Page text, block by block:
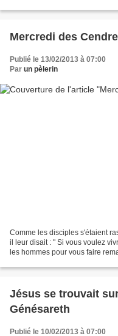
Mercredi des
Publié le 13/02/2013 à 07:00
Par un pèlerin
Comme les disciples s'étaient
il leur disait : " Si vous voulez
les hommes pour vous faire
Jésus se trouvait
Génésareth
Publié le 10/02/2013 à 07:00